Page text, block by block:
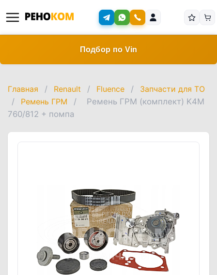
Подбор по Vin
Главная / Renault / Fluence /
Запчасти для ТО
/
Ремень ГРМ /
Ремень ГРМ (комплект) K4M
760/812 + помпа